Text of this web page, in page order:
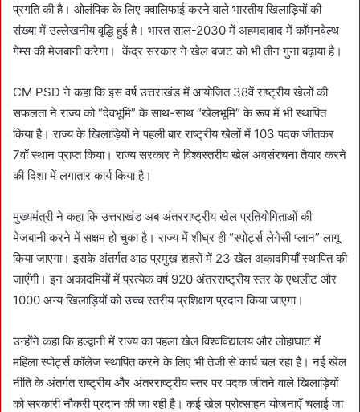
प्रगति की है। ओलंपिक के लिए क्वालिफाई करने वाले भारतीय खिलाड़ियों की
संख्या में उल्लेखनीय वृद्धि हुई है। भारत साल-2030 में अहमदाबाद में कॉमनवेल्थ
गेम्स की मेजबानी करेगा। केंद्र सरकार ने खेल बजट को भी तीन गुना बढ़ाया है।
CM PSD ने कहा कि इस वर्ष उत्तराखंड में आयोजित 38वें राष्ट्रीय खेलों की
सफलता ने राज्य को “देवभूमि” के साथ-साथ “खेलभूमि” के रूप में भी स्थापित
किया है। राज्य के खिलाड़ियों ने पहली बार राष्ट्रीय खेलों में 103 पदक जीतकर
7वाँ स्थान प्राप्त किया। राज्य सरकार ने विश्वस्तरीय खेल अवसंरचना तैयार करने
की दिशा में लगातार कार्य किया है।
मुख्यमंत्री ने कहा कि उत्तराखंड अब अंतरराष्ट्रीय खेल प्रतियोगिताओं की
मेजबानी करने में सक्षम हो चुका है। राज्य में शीघ्र ही “स्पोर्ट्स लेगेसी प्लान” लागू
किया जाएगा। इसके अंतर्गत आठ प्रमुख शहरों में 23 खेल अकादमियाँ स्थापित की
जाएँगी। इन अकादमियों में प्रत्येक वर्ष 920 अंतरराष्ट्रीय स्तर के एथलीट और
1000 अन्य खिलाड़ियों को उच्च स्तरीय प्रशिक्षण प्रदान किया जाएगा।
उन्होंने कहा कि हल्द्वानी में राज्य का पहला खेल विश्वविद्यालय और लोहाघाट में
महिला स्पोर्ट्स कॉलेज स्थापित करने के लिए भी तेजी से कार्य चल रहा है। नई खेल
नीति के अंतर्गत राष्ट्रीय और अंतरराष्ट्रीय स्तर पर पदक जीतने वाले खिलाड़ियों
को सरकारी नौकरी प्रदान की जा रही है। कई खेल प्रोत्साहन योजनाएँ चलाई जा